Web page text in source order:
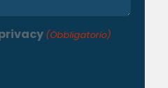
(Obbligatorio)